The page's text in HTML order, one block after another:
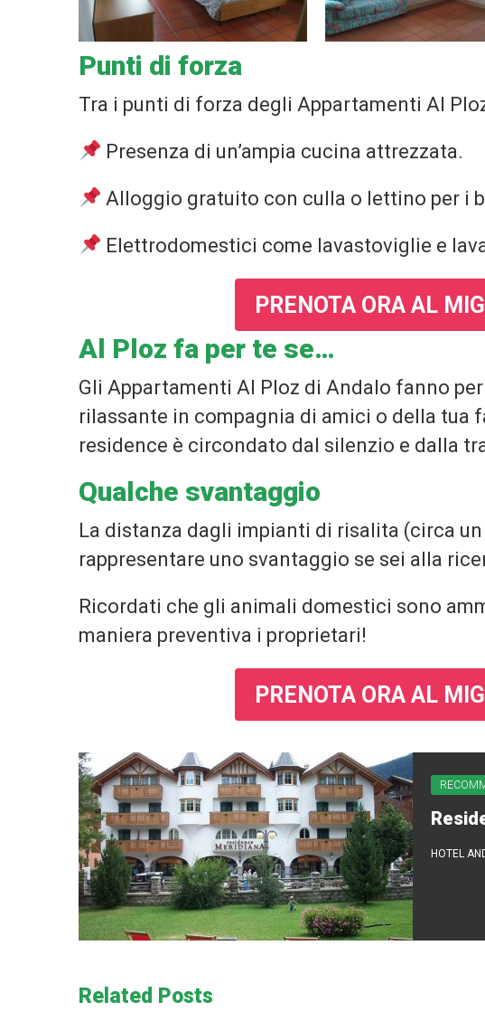
Punti di forza
Tra i punti di forza degli Appartamenti Al
Presenza di un’ampia cucina attrezzata.
Alloggio gratuito con culla o lettino per i
Elettrodomestici come lavastoviglie e
PRENOTA ORA AL
Al Ploz fa per te se…
Gli Appartamenti Al Ploz di Andalo fanno
rilassante in compagnia di amici o della tua
residence è circondato dal silenzio e dalla
Qualche svantaggio
La distanza dagli impianti di risalita (circa
rappresentare uno svantaggio se sei alla
Ricordati che gli animali domestici sono
maniera preventiva i proprietari!
PRENOTA ORA AL
HOTEL
Related Posts